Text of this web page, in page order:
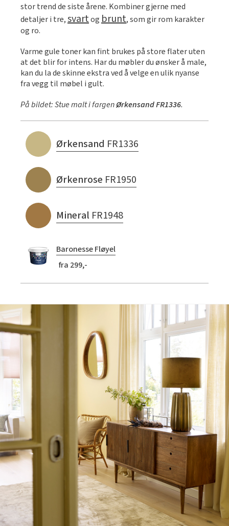
stor trend de siste årene. Kombiner gjerne med
detaljer i tre,svartogbrunt, som gir rom karakter
og ro.
Varme gule toner kan fint brukes på store flater uten
at det blir for intens. Har du møbler du ønsker å male,
kan du la de skinne ekstra ved å velge en ulik nyanse
fra vegg til møbel i gult.
På bildet: Stue malt i fargenØrkensand FR1336.
Ørkensand FR1336
Ørkenrose FR1950
Mineral FR1948
Baronesse Fløyel
fra 299,-